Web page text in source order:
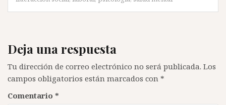
Deja una respuesta
Tu dirección de correo electrónico no será publicada. Los
campos obligatorios están marcados con *
Comentario *